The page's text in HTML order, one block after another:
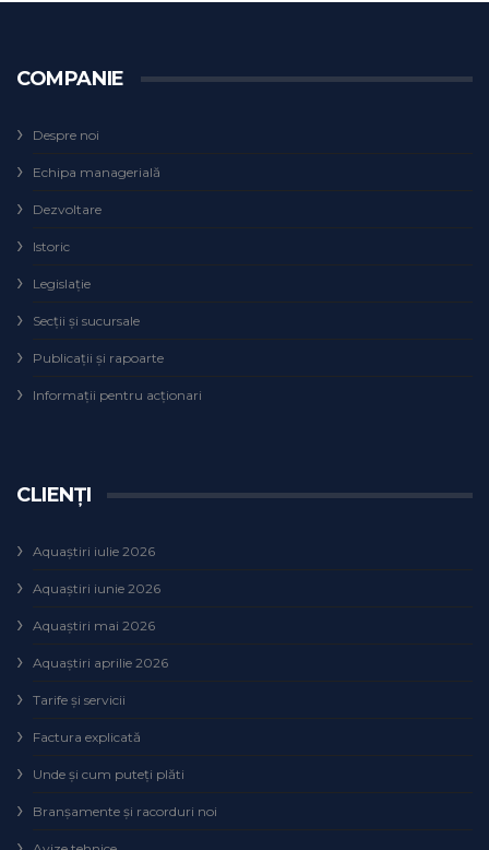
COMPANIE
Despre noi
Echipa managerială
Dezvoltare
Istoric
Legislaţie
Secţii şi sucursale
Publicații și rapoarte
Informații pentru acționari
CLIENȚI
Aquaștiri iulie 2026
Aquaștiri iunie 2026
Aquaștiri mai 2026
Aquaștiri aprilie 2026
Tarife și servicii
Factura explicată
Unde și cum puteţi plăti
Branșamente și racorduri noi